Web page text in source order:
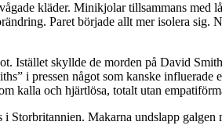
kläder. Minikjolar tillsammans med
Paret började allt mer isolera sig.
Istället skyllde de morden på David
i pressen något som kanske influerade
kalla och hjärtlösa, totalt utan
Storbritannien. Makarna undslapp galgen